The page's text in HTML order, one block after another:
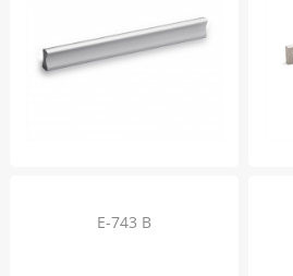
E-743 B